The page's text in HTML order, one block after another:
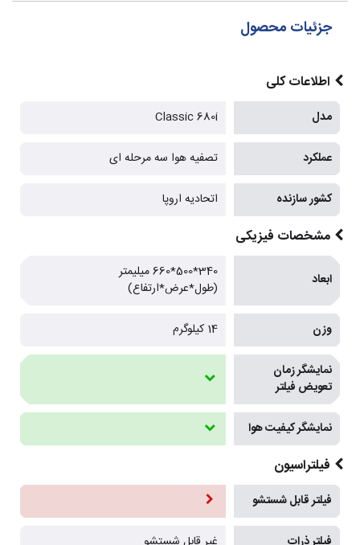
جزئیات محصول
اطلاعات کلی
مدل Classic 680i
عملکرد تصفیه هوا سه مرحله ای
کشور سازنده اتحادیه اروپا
مشخصات فیزیکی
ابعاد
340*500*660 میلیمتر
(طول*عرض*ارتفاع)
وزن 14 کیلوگرم
نمایشگر زمان
تعویض فیلتر
نمایشگر کیفیت هوا
فیلتراسیون
فیلتر قابل شستشو